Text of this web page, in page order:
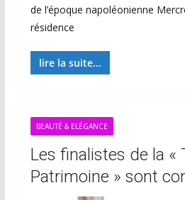
de l’époque napoléonienne
résidence
lire la suite...
BEAUTÉ & ELÉGANCE
Les finalistes de la «
Patrimoine » sont